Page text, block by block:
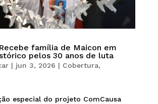
família de Maicon em
pelos 30 anos de luta
| jun 3, 2026 | Cobertura,
especial do projeto ComCausa